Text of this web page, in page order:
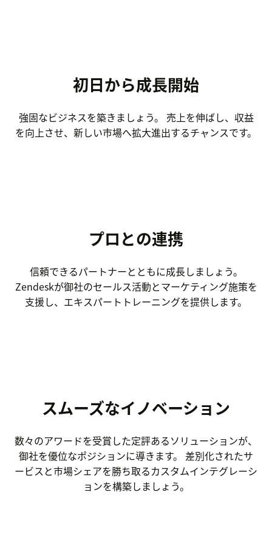
初日から成長開始
強固なビジネスを築きましょう。 売上を伸ばし、収益
を向上させ、新しい市場へ拡大進出するチャンスです。
プロとの連携
信頼できるパートナーとともに成長しましょう。
Zendeskが御社のセールス活動とマーケティング施策を
支援し、エキスパートトレーニングを提供します。
スムーズなイノベーション
数々のアワードを受賞した定評あるソリューションが、
御社を優位なポジションに導きます。 差別化されたサ
ービスと市場シェアを勝ち取るカスタムインテグレーシ
ョンを構築しましょう。